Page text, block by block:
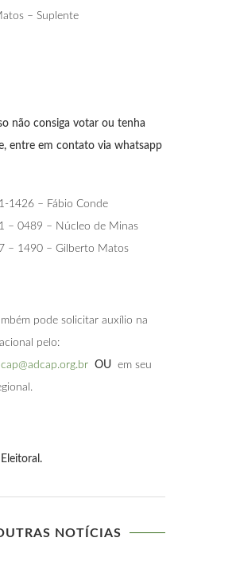
– Suplente
não consiga votar ou tenha
entre em contato via whatsapp
1426 – Fábio Conde
– 0489 – Núcleo de Minas
– 1490 – Gilberto Matos
pode solicitar auxílio na
pelo:
OU em seu
NOTÍCIAS